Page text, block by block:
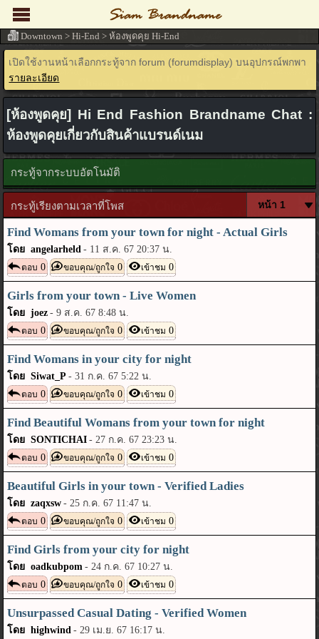
เปิดใช้งานหน้าเลือกกระทู้จาก forum (forumdisplay) บนอุปกรณ์พกพา
รายละเอียด
[ห้องพูดคุย] Hi End Fashion Brandname Chat :
ห้องพูดคุยเกี่ยวกับสินค้าแบรนด์เนม
กระทู้จากระบบอัตโนมัติ
กระทู้เรียงตามเวลาที่โพส
Find Womans from your town for night - Actual Girls
โดย angelarheld - 11 ส.ค. 67 20:37 น.
ตอบ 0 ขอบคุณ/ถูกใจ 0 เข้าชม 0
Girls from your town - Live Women
โดย joez -9 ส.ค. 67 8:48 น.
ตอบ 0 ขอบคุณ/ถูกใจ 0 เข้าชม 0
Find Womans in your city for night
โดย Siwat_P -31 ก.ค. 67 5:22 น.
ตอบ 0 ขอบคุณ/ถูกใจ 0 เข้าชม 0
Find Beautiful Womans from your town for night
โดย SONTICHAI -27 ก.ค. 67 23:23 น.
ตอบ 0 ขอบคุณ/ถูกใจ 0 เข้าชม 0
Beautiful Girls in your town - Verified Ladies
โดย zaqxsw -25 ก.ค. 67 11:47 น.
ตอบ 0 ขอบคุณ/ถูกใจ 0 เข้าชม 0
Find Girls from your city for night
โดย oadkubpom -24 ก.ค. 67 10:27 น.
ตอบ 0 ขอบคุณ/ถูกใจ 0 เข้าชม 0
Unsurpassed Сasual Dating - Verified Women
โดย highwind -29 เม.ย. 67 16:17 น.
Downtown > Hi-End > ห้องพูดคุย Hi-End